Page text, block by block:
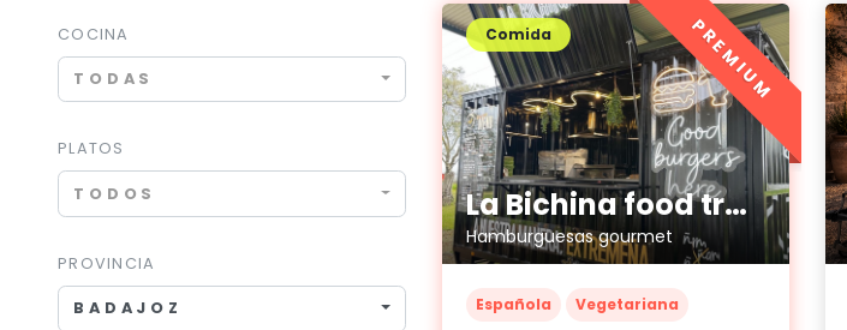
COCINA
TODAS
PLATOS
TODOS
PROVINCIA
BADAJOZ
La Bichina food truck
Hamburguesas gourmet
Comida
Española Vegetariana
PREMIUM